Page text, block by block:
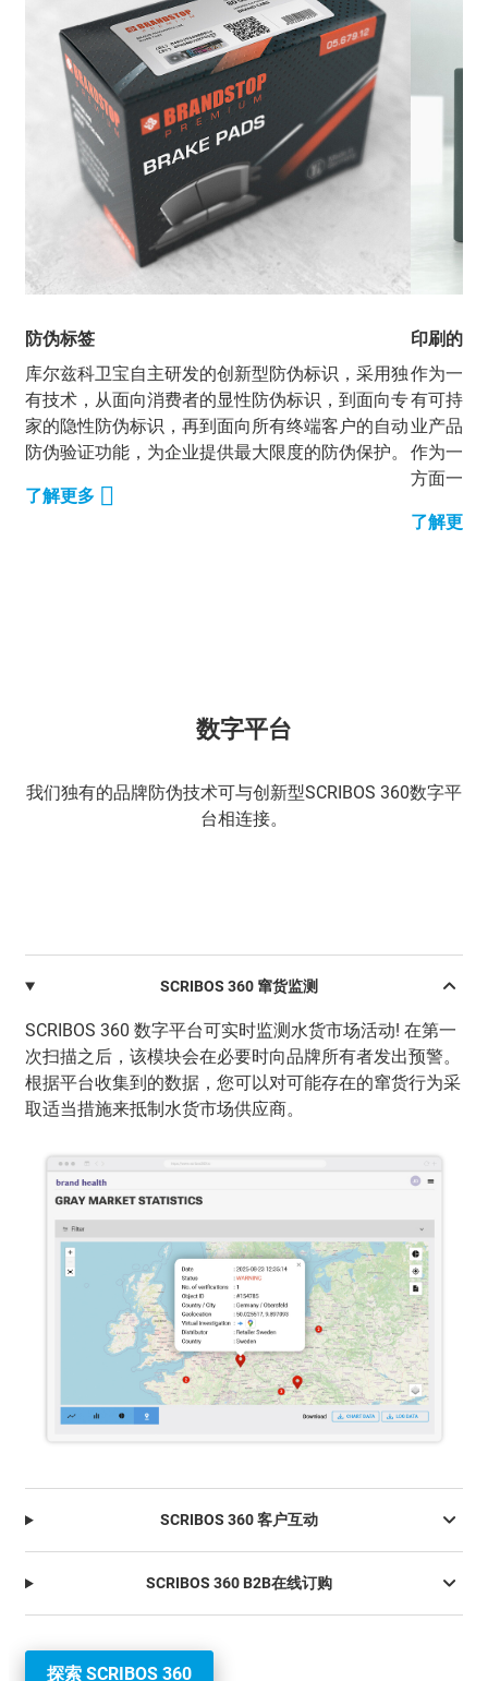
防伪标签
库尔兹科卫宝自主研发的创新型防伪标识，采用独
有技术，从面向消费者的显性防伪标识，到面向专
家的隐性防伪标识，再到面向所有终端客户的自动
防伪验证功能，为企业提供最大限度的防伪保护。
了解更多
印刷的防
作为一种
有可持续
业产品包
作为一项
方面一个
了解更多
数字平台
我们独有的品牌防伪技术可与创新型SCRIBOS 360数字平
台相连接。
SCRIBOS 360 窜货监测
SCRIBOS 360 数字平台可实时监测水货市场活动! 在第一
次扫描之后，该模块会在必要时向品牌所有者发出预警。
根据平台收集到的数据，您可以对可能存在的窜货行为采
取适当措施来抵制水货市场供应商。
SCRIBOS 360 客户互动
SCRIBOS 360 B2B在线订购
探索 SCRIBOS 360